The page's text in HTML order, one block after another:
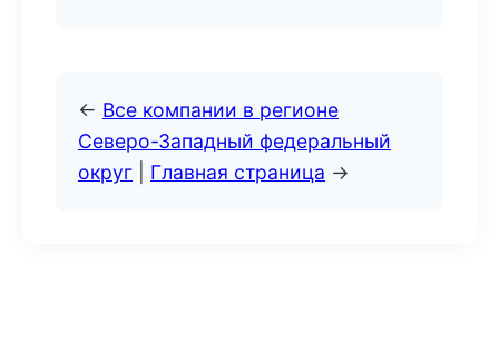
← Все компании в регионе
Северо-Западный федеральный
округ
Главная страница →